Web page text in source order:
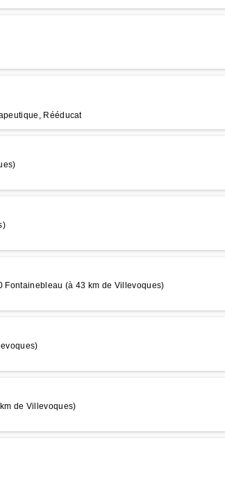
Rééducat
Fontainebleau (à 43 km de Villevoques)
de Villevoques)